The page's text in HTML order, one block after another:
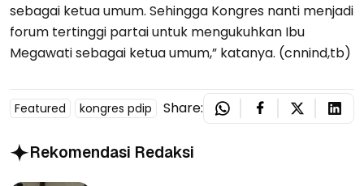
sebagai ketua umum. Sehingga Kongres nanti menjadi
forum tertinggi partai untuk mengukuhkan Ibu
Megawati sebagai ketua umum,” katanya. (cnnind,tb)
Featured kongres pdip Share:
Rekomendasi Redaksi